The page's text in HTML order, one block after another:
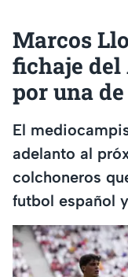
Marcos
fichaje
por una
El
adelanto al
colchoneros
futbol español